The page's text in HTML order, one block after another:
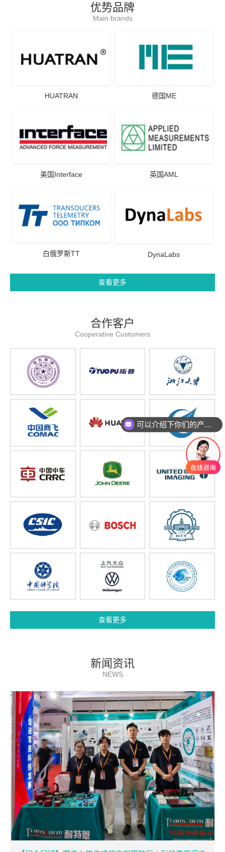
优势品牌
Main brands
HUATRAN 德国ME
美国Interface 英国AML
白俄罗斯TT DynaLabs
查看更多
合作客户
Cooperative Customers
查看更多
新闻资讯
NEWS
可以介绍下你们的产品么